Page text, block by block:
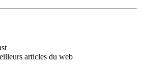
articles du web